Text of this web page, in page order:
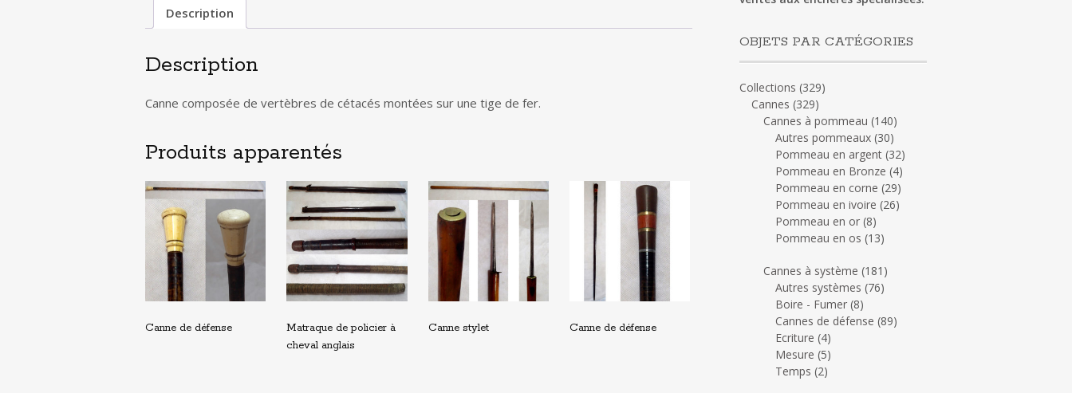
Description
Description
Canne composée de vertèbres de cétacés montées sur une tige de fer.
Produits apparentés
Canne de défense
Matraque de policier à
cheval anglais
Canne stylet Canne de défense
OBJETS PAR CATÉGORIES
Collections (329)
Cannes (329)
Cannes à pommeau (140)
Autres pommeaux (30)
Pommeau en argent (32)
Pommeau en Bronze (4)
Pommeau en corne (29)
Pommeau en ivoire (26)
Pommeau en or (8)
Pommeau en os (13)
Cannes à système (181)
Autres systèmes (76)
Boire - Fumer (8)
Cannes de défense (89)
Ecriture (4)
Mesure (5)
Temps (2)